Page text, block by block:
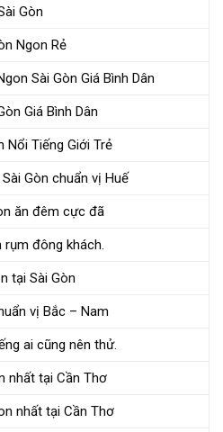
Gòn
Ngon Rẻ
Sài Gòn Giá Bình Dân
Giá Bình Dân
Nổi Tiếng Giới Trẻ
Gòn chuẩn vị Huế
ăn đêm cực đã
rụm đông khách.
tại Sài Gòn
vị Bắc – Nam
ai cũng nên thử.
nhất tại Cần Thơ
nhất tại Cần Thơ